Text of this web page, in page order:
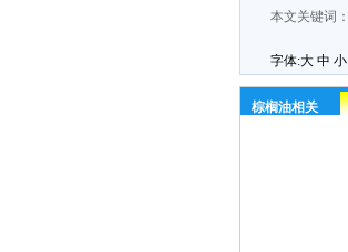
本文关键词：
字体:大 中 小
棕榈油相关